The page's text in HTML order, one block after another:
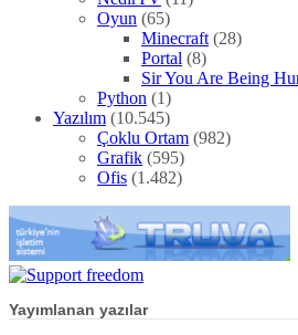
Oyun (65)
Minecraft (28)
Portal (8)
Sir You Are Being
Python (1)
Yazılım (10.545)
Çoklu Ortam (982)
Grafik (595)
Ofis (1.482)
Yayımlanan yazılar